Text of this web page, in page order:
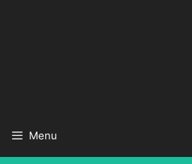
Menu